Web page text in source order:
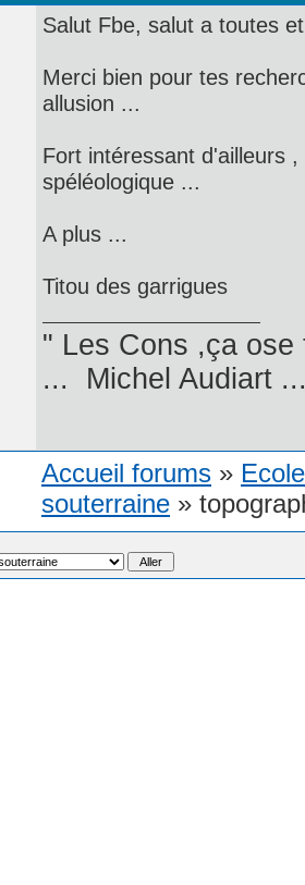
Salut Fbe, salut a toutes
Merci bien pour tes
allusion ...
Fort intéressant d'ailleurs
spéléologique ...
A plus ...
Titou des garrigues
" Les Cons ,ça
... Michel Audiart
Accueil forums »
souterraine »